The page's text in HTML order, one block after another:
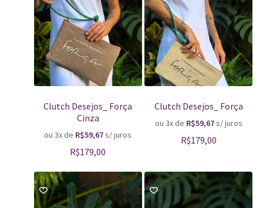
Clutch Desejos_ Força
Cinza
ou 3x de R$59,67s/ juros
R$179,00
Clutch Desejos_ Força
ou 3x de R$59,67s/ juros
R$179,00
Novo Novo